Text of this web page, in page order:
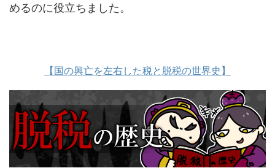
めるのに役立ちました。
【国の興亡を左右した税と脱税の世界史】